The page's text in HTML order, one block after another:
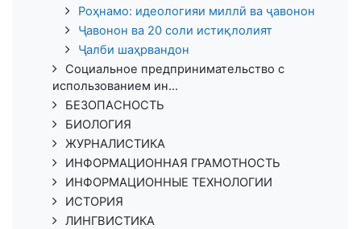
Роҳнамо: идеологияи миллӣ ва ҷавонон
Ҷавонон ва 20 соли истиқлолият
Ҷалби шаҳрвандон
Социальное предпринимательство с
использованием ин...
БЕЗОПАСНОСТЬ
БИОЛОГИЯ
ЖУРНАЛИСТИКА
ИНФОРМАЦИОННАЯ ГРАМОТНОСТЬ
ИНФОРМАЦИОННЫЕ ТЕХНОЛОГИИ
ИСТОРИЯ
ЛИНГВИСТИКА